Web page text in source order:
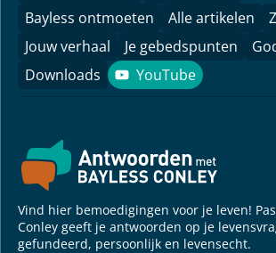
Bayless ontmoeten
Alle artikelen
Jouw verhaal
Je gebedspunten
Downloads
YouTube
YouTube
Vind hier bemoedigingen voor je leven!
Conley geeft je antwoorden op je
gefundeerd, persoonlijk en levensecht.